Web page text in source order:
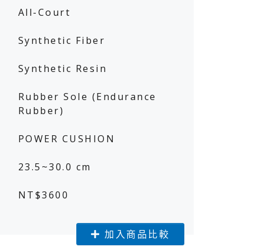
球星風采
球星風采
All-Court
Synthetic Fiber
Synthetic Resin
Rubber Sole (Endurance
Rubber)
POWER CUSHION
23.5~30.0 cm
NT$3600
加入商品比較